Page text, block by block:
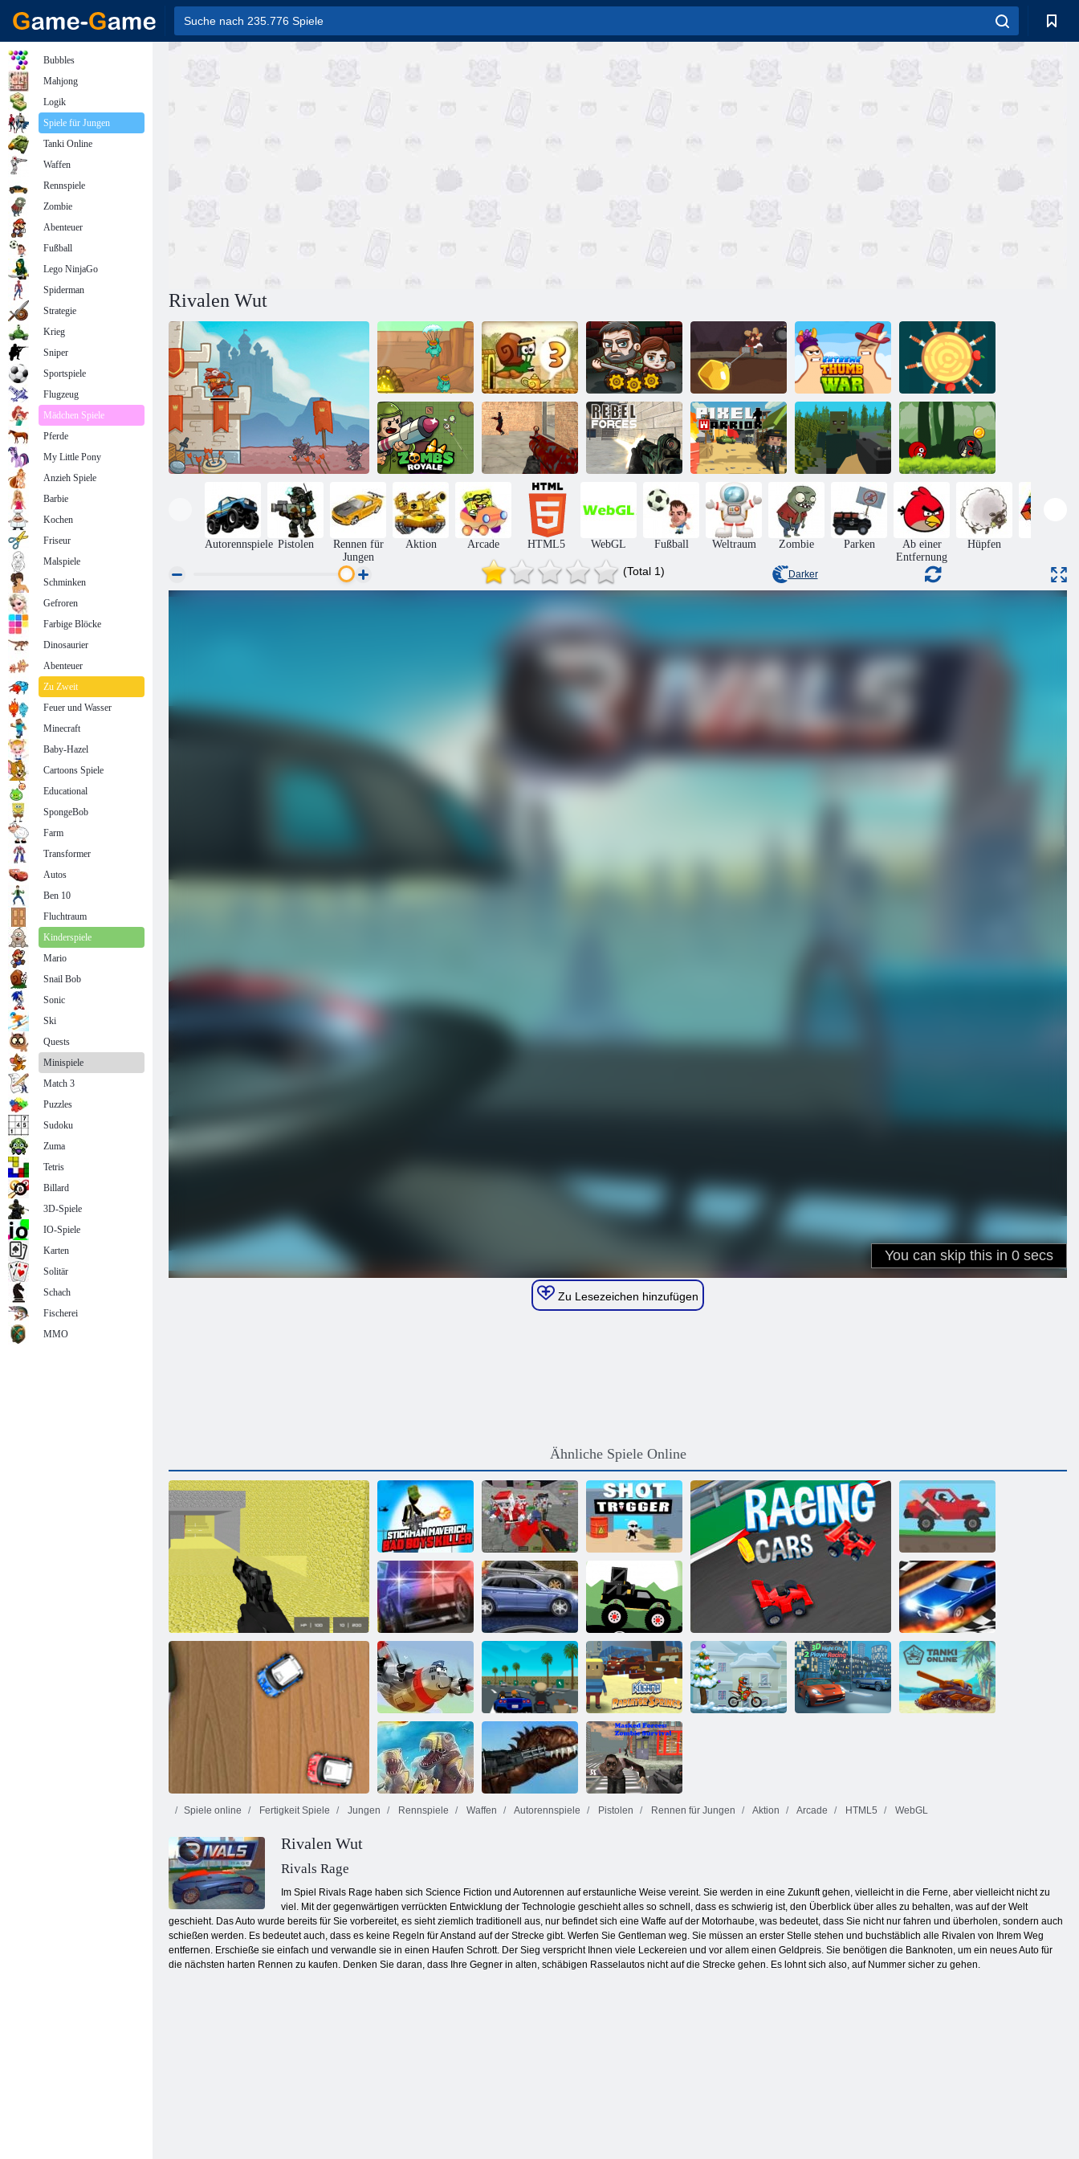
Rivalen Wut
Winzige Bagger Schnecke Bob 3
Die letzten
Überlebenden
Gold Miner Tom
Extremer
Daumen-Krieg
Messer Hit
Online
Zombs Royale
Verrückte
Schütze
Pixel -Krieger Pixelüberleben
Ball Hero
Adventure:
Roter Schlagball
Autorennspiele Pistolen
Rennen für
Jungen
Aktion Arcade HTML5 WebGL Fußball Weltraum Zombie Parken
Ab einer
Entfernung
Hüpfen
(Total 1) Darker
Zu Lesezeichen hinzufügen
Ähnliche Spiele Online
Multiplayer von Pixel Combat
Stickman
Außenseiter Bad
Boys Mörder
Pixelkriege
Apokalypse
Zombie
Schussauslöser Bergauf renn 2
Straße Pursuit Street Race Fury
Mini Rennen-Ansturm
Monster Truck
Forest-Lieferung
Race 3d ziehen
Heroisch Pilot
Thug-
Rennfahrer
Kogama:
Kühlerfedern
Spiele online Fertigkeit Spiele Jungen Rennspiele Waffen Autorennspiele Pistolen Rennen für Jungen Aktion Arcade HTML5 WebGL
Rivalen Wut
Rivals Rage
Im Spiel Rivals Rage haben sich Science Fiction und Autorennen auf erstaunliche Weise vereint. Sie werden in eine Zukunft gehen, vielleicht in die Ferne, aber vielleicht nicht zu
viel. Mit der gegenwärtigen verrückten Entwicklung der Technologie geschieht alles so schnell, dass es schwierig ist, den Überblick über alles zu behalten, was auf der Welt
geschieht. Das Auto wurde bereits für Sie vorbereitet, es sieht ziemlich traditionell aus, nur befindet sich eine Waffe auf der Motorhaube, was bedeutet, dass Sie nicht nur fahren und überholen, sondern auch
schießen werden. Es bedeutet auch, dass es keine Regeln für Anstand auf der Strecke gibt. Werfen Sie Gentleman weg. Sie müssen an erster Stelle stehen und buchstäblich alle Rivalen von Ihrem Weg
entfernen. Erschieße sie einfach und verwandle sie in einen Haufen Schrott. Der Sieg verspricht Ihnen viele Leckereien und vor allem einen Geldpreis. Sie benötigen die Banknoten, um ein neues Auto für
die nächsten harten Rennen zu kaufen. Denken Sie daran, dass Ihre Gegner in alten, schäbigen Rasselautos nicht auf die Strecke gehen. Es lohnt sich also, auf Nummer sicher zu gehen.
Bubbles
Mahjong
Logik
Spiele für Jungen
Tanki Online
Waffen
Rennspiele
Zombie
Abenteuer
Fußball
Lego NinjaGo
Spiderman
Strategie
Krieg
Sniper
Sportspiele
Flugzeug
Mädchen Spiele
Pferde
My Little Pony
Anzieh Spiele
Barbie
Kochen
Friseur
Malspiele
Schminken
Gefroren
Farbige Blöcke
Dinosaurier
Abenteuer
Zu Zweit
Feuer und Wasser
Minecraft
Baby-Hazel
Cartoons Spiele
Educational
SpongeBob
Farm
Transformer
Autos
Ben 10
Fluchtraum
Kinderspiele
Mario
Snail Bob
Sonic
Ski
Quests
Minispiele
Match 3
Puzzles
Sudoku
Zuma
Tetris
Billard
3D-Spiele
IO-Spiele
Karten
Solitär
Schach
Fischerei
MMO